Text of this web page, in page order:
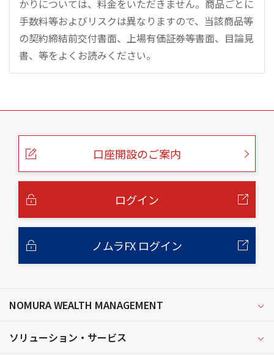
かりについては、料金をいただきません。商品ごとに
手数料等およびリスクは異なりますので、当該商品等
の契約締結前交付書面、上場有価証券等書面、目論見
書、等をよくお読みください。
こ
口座開設のご案内
ログイン
ノムラFX ログイン
NOMURA WEALTH MANAGEMENT
ソリューション・サービス